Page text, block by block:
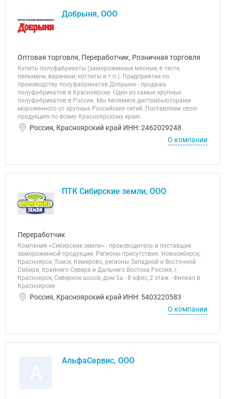
Добрыня, ООО
Оптовая торговля, Переработчик, Розничная торговля
Купить полуфабрикаты (замороженные мясные, в тесте,
пельмени, вареники, котлеты и т.п.). Предприятие по
производству полуфабрикатов Добрыня - продажа
полуфабрикатов в Красноярске. Один из самых крупных
полуфабрикатов в России. Мы являемся дистрибьюторами
мороженного от крупных Российских сетей. Поставляем свою
продукцию по всему Красноярскому краю.
Россия, Красноярский край ИНН: 2462029248
О компании
ПТК Сибирские земли, ООО
Переработчик
Компания «Сибирские земли» - производитель и поставщик
замороженной продукции. Регионы присутствия: Новосибирск,
Красноярск, Томск, Кемерово, регионы Западной и Восточной
Сибири, Крайнего Севера и Дальнего Востока Россия, г.
Красноярск, Северное шоссе, дом 5а - 8 офис, 2 этаж - Филиал в
Красноярске
Россия, Красноярский край ИНН: 5403220583
О компании
АльфаСервис, ООО